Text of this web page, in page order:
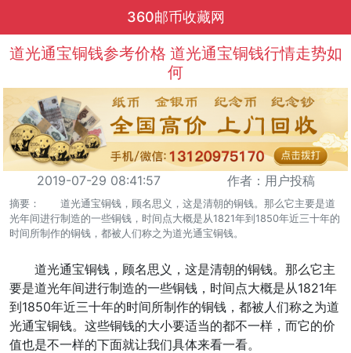
360邮币收藏网
道光通宝铜钱参考价格 道光通宝铜钱行情走势如
何
2019-07-29 08:41:57 作者：用户投稿
摘要： 道光通宝铜钱，顾名思义，这是清朝的铜钱。那么它主要是道
光年间进行制造的一些铜钱，时间点大概是从1821年到1850年近三十年的
时间所制作的铜钱，都被人们称之为道光通宝铜钱。
道光通宝铜钱，顾名思义，这是清朝的铜钱。那么它主
要是道光年间进行制造的一些铜钱，时间点大概是从1821年
到1850年近三十年的时间所制作的铜钱，都被人们称之为道
光通宝铜钱。这些铜钱的大小要适当的都不一样，而它的价
值也是不一样的下面就让我们具体来看一看。